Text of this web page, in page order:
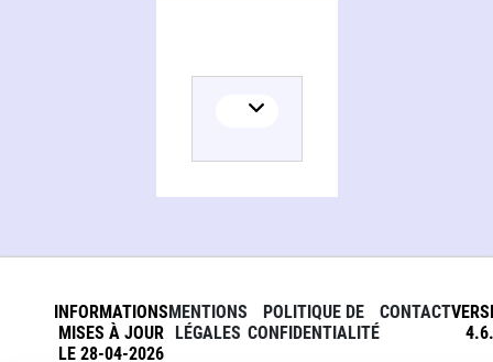
INFORMATIONS
MISES À JOUR
LE 28-04-2026
MENTIONS
LÉGALES
POLITIQUE DE
CONFIDENTIALITÉ
CONTACT